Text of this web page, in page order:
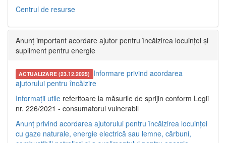
Centrul de resurse
Anunț important acordare ajutor pentru încălzirea locuinței și
supliment pentru energie
ACTUALIZARE (23.12.2025) Informare privind acordarea
ajutorului pentru încălzire
Informații utile referitoare la măsurile de sprijin conform Legii
nr. 226/2021 - consumatorul vulnerabil
Anunț privind acordarea ajutorului pentru încălzirea locuinței
cu gaze naturale, energie electrică sau lemne, cărbuni,